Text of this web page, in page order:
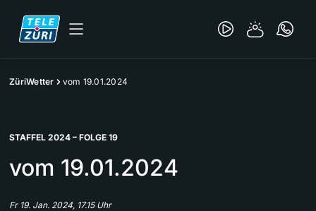
ZüriWetter vom 19.01.2024
STAFFEL 2024 – FOLGE 19
vom 19.01.2024
Fr 19. Jan. 2024, 17.15 Uhr